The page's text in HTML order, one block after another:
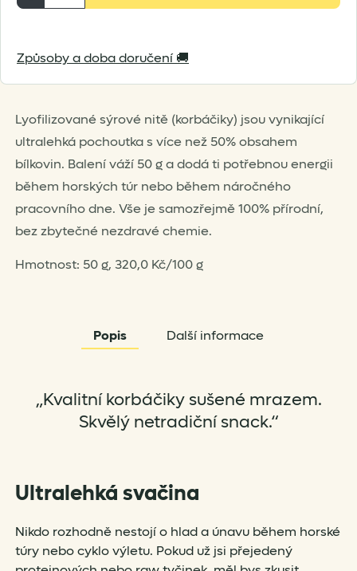
Lyofilizované sýrové nitě (korbáčiky) jsou vynikající
ultralehká pochoutka s více než 50% obsahem
bílkovin. Balení váží 50 g a dodá ti potřebnou energii
během horských túr nebo během náročného
pracovního dne. Vše je samozřejmě 100% přírodní,
bez zbytečné nezdravé chemie.
-
přírodní
g
množství
Způsoby a doba doručení 🚚
Hmotnost: 50 g, 320,0 Kč/100 g
Popis Další informace
„Kvalitní korbáčiky sušené mrazem.
Skvělý netradiční snack.“
Ultralehká svačina
Nikdo rozhodně nestojí o hlad a únavu během horské
túry nebo cyklo výletu. Pokud už jsi přejedený